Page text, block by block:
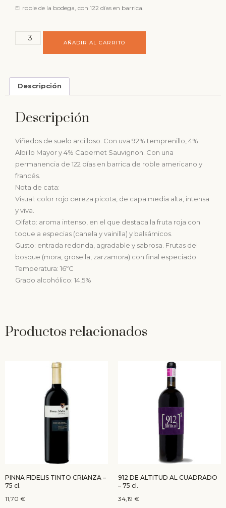
El roble de la bodega, con 122 días en barrica.
AÑADIR AL CARRITO
Descripción
Descripción
Viñedos de suelo arcilloso. Con uva 92% temprenillo, 4%
Albillo Mayor y 4% Cabernet Sauvignon. Con una
permanencia de 122 días en barrica de roble americano y
francés.
Nota de cata:
Visual: color rojo cereza picota, de capa media alta, intensa
y viva.
Olfato: aroma intenso, en el que destaca la fruta roja con
toque a especias (canela y vainilla) y balsámicos.
Gusto: entrada redonda, agradable y sabrosa. Frutas del
bosque (mora, grosella, zarzamora) con final especiado.
Temperatura: 16ºC
Grado alcohólico: 14,5%
Productos relacionados
PINNA FIDELIS TINTO CRIANZA –
75 cl.
11,70 €
912 DE ALTITUD AL CUADRADO
– 75 cl.
34,19 €